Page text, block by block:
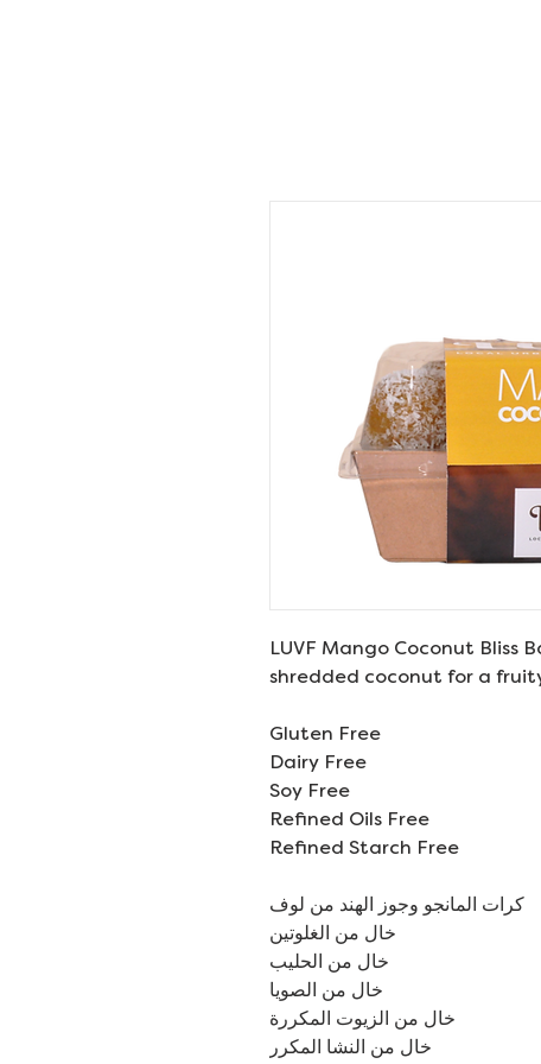
LUVF Mango Coconut Bliss
shredded coconut for a
Gluten Free
Dairy Free
Soy Free
Refined Oils Free
Refined Starch Free
كرات المانجو وجوز الهند من لوف
خال من الغلوتين
خال من الحليب
خال من الصويا
خال من الزيوت المكررة
خال من النشا المكرر